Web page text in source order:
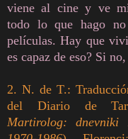
viene al cine y ve
todo lo que hago
películas. Hay que
es capaz de eso? Si
2. N. de T.:
del Diario de
Martirolog: dnevniki